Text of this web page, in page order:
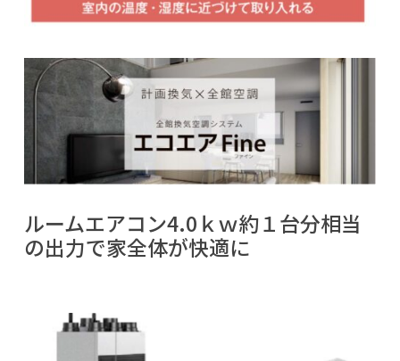
ルームエアコン4.0 ｋｗ約１台分相当
の出力で家全体が快適に